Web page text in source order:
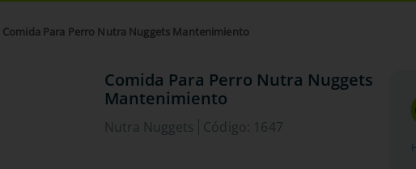
Comida Para Perro Nutra Nuggets Mantenimiento
Comida Para Perro Nutra Nuggets
Mantenimiento
Nutra Nuggets Código: 1647